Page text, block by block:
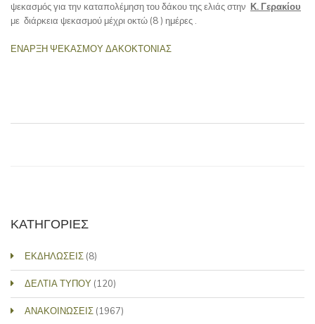
ψεκασμός για την καταπολέμηση του δάκου της ελιάς στην Κ. Γερακίου
με διάρκεια ψεκασμού μέχρι οκτώ (8 ) ημέρες .
ΕΝΑΡΞΗ ΨΕΚΑΣΜΟΥ ΔΑΚΟΚΤΟΝΙΑΣ
ΚΑΤΗΓΟΡΙΕΣ
ΕΚΔΗΛΩΣΕΙΣ (8)
ΔΕΛΤΙΑ ΤΥΠΟΥ (120)
ΑΝΑΚΟΙΝΩΣΕΙΣ (1967)